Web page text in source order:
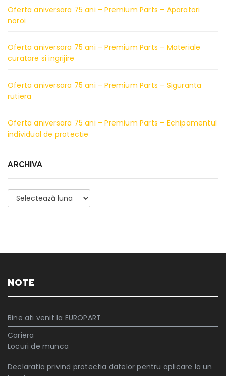
Oferta aniversara 75 ani – Premium Parts – Aparatori
noroi
Oferta aniversara 75 ani – Premium Parts – Materiale
curatare si ingrijire
Oferta aniversara 75 ani – Premium Parts – Siguranta
rutiera
Oferta aniversara 75 ani – Premium Parts – Echipamentul
individual de protectie
ARCHIVA
Archiva
NOTE
Bine ati venit la EUROPART
Cariera
Locuri de munca
Declaratia privind protectia datelor pentru aplicare la un